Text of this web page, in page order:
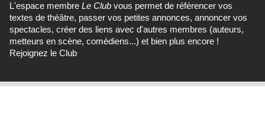
L'espace membre Le Club vous permet de référencer vos
textes de théâtre, passer vos petites annonces, annoncer vos
spectacles, créer des liens avec d'autres membres (auteurs,
metteurs en scène, comédiens...) et bien plus encore !
Rejoignez le Club